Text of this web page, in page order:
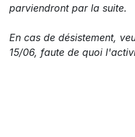
parviendront par la suite.
En cas de désistement,
15/06, faute de quoi